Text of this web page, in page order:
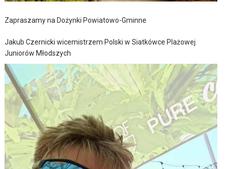
Zapraszamy na Dożynki Powiatowo-Gminne
Jakub Czernicki wicemistrzem Polski w Siatkówce Plażowej
Juniorów Młodszych